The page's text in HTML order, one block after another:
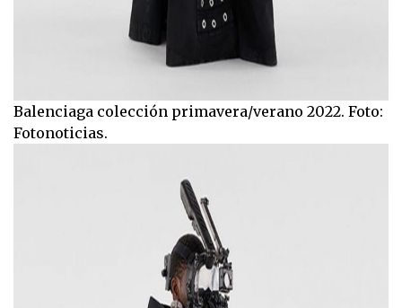
Balenciaga colección primavera/verano 2022. Foto:
Fotonoticias.